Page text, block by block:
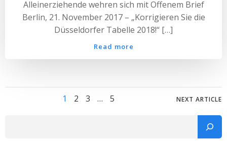
Alleinerziehende wehren sich mit Offenem Brief
Berlin, 21. November 2017 – „Korrigieren Sie die
Düsseldorfer Tabelle 2018!“ […]
Read more
Page
1 Page
2 Page
3 … Page
5
Posts
NEXT ARTICLE